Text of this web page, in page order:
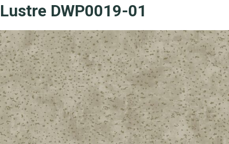
Lustre DWP0019-01